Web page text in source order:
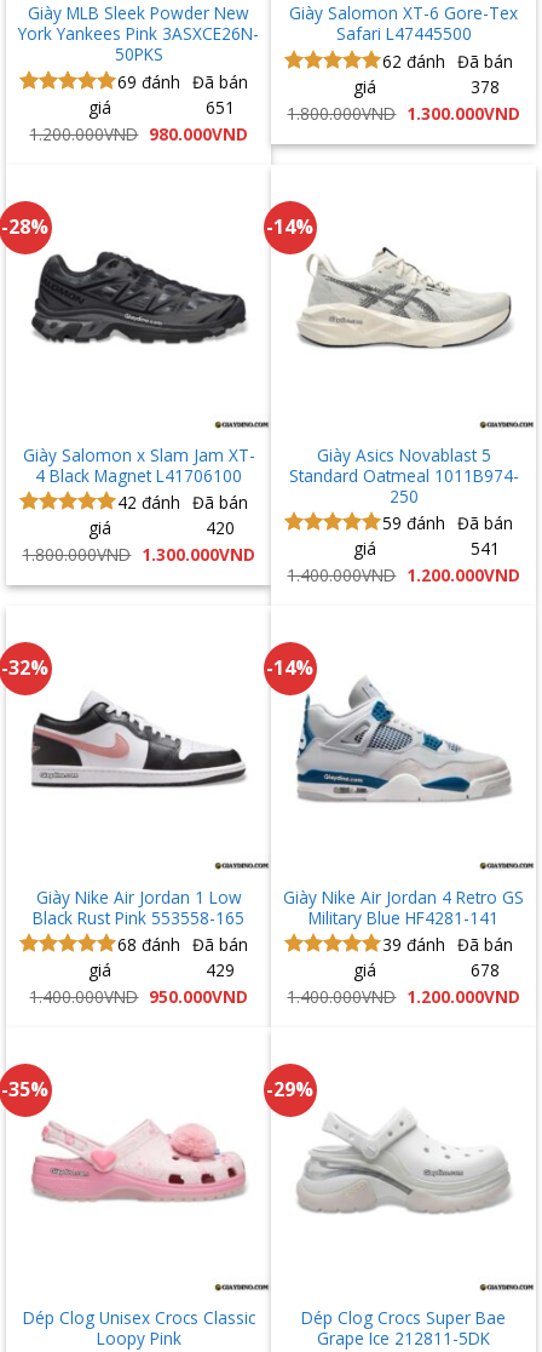
Giày MLB Sleek Powder New
York Yankees Pink 3ASXCE26N-
50PKS
Được xếp
hạng5.00
69 đánh
giá
Đã bán
651
1.200.000VND Giá
gốc
980.000VNDGiá
hiện
980.000VND.
Giày Salomon XT-6 Gore-Tex
Safari L47445500
Được xếp
hạng 4.94
62 đánh
giá
Đã bán
378
1.800.000VND Giá
gốc
là:
1.300.000VND
tại
-28%
Giày Salomon x Slam Jam XT-
4 Black Magnet L41706100
Được xếp
hạng 5.00
42 đánh
giá
Đã bán
420
1.800.000VND Giá
là:
1.300.000VNDGiá
tại
là:
-14%
Giày Asics Novablast 5
Standard Oatmeal 1011B974-
250
Được xếp
hạng 5.00
59 đánh
giá
Đã bán
541
1.400.000VND Giá
1.200.000VND
-32%
Giày Nike Air Jordan 1 Low
Black Rust Pink 553558-165
Được xếp
hạng5.00
68 đánh
giá
Đã bán
429
1.400.000VND Giá
gốc
950.000VNDGiá
950.000VND.
-14%
Giày Nike Air Jordan 4 Retro GS
Military Blue HF4281-141
Được xếp
hạng 5.00
39 đánh
giá
Đã bán
678
1.400.000VND Giá
gốc
1.200.000VND
-35%
Dép Clog Unisex Crocs Classic
Loopy Pink
-29%
Dép Clog Crocs Super Bae
Grape Ice 212811-5DK